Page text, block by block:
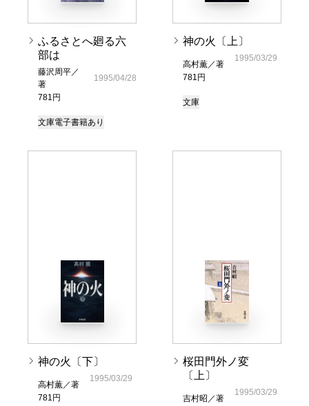
ふるさとへ廻る六
部は
藤沢周平／
著
781円
1995/04/28
文庫電子書籍あり
神の火〔上〕
高村薫／著
781円
1995/03/29
文庫
神の火〔下〕
高村薫／著
781円
1995/03/29
桜田門外ノ変
〔上〕
吉村昭／著
1995/03/29